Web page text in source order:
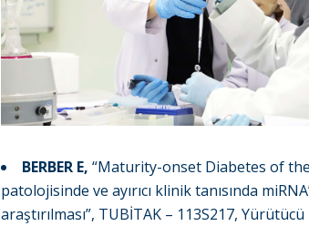
BERBER E, “Maturity-onset Diabetes of
patolojisinde ve ayırıcı klinik tanısında
araştırılması”, TUBİTAK – 113S217,